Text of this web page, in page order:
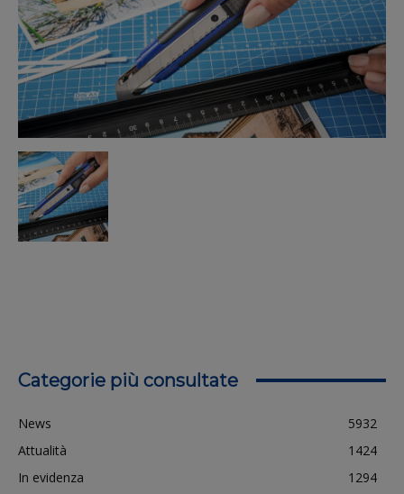
Categorie più consultate
News
5932
Attualità
1424
In evidenza
1294